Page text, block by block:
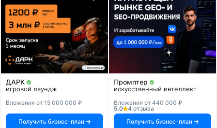
ДАРК
игровой лаундж
Вложения от 15 000 000 ₽
Получить бизнес-план
Промптер
искусственный интеллект
Вложения от 440 000 ₽
5.0
4 отзыва
Получить бизнес-план